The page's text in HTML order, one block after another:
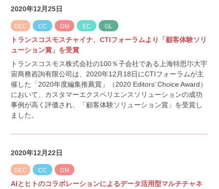
2020年12月25日
DEC CC DM EC GL
トランスコスモスチャイナ、CTIフォーラムより「顧客体験ソリ
ューション賞」を受賞
トランスコスモス株式会社の100％子会社である上海特思尓大宇
宙商務咨詢有限公司は、2020年12月18日にCTIフォーラムが主
催した「2020年度編集推薦賞」（2020 Editors’ Choice Award）
において、カスタマーエクスペリエンスソリューションの成功
事例が高く評価され、「顧客体験ソリューション賞」を受賞し
ました。
2020年12月22日
DEC CC DM
AIとヒトのコラボレーションによるデータ活用型マルチチャネ